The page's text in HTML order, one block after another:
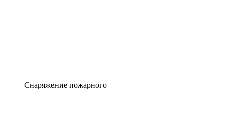
Снаряжение пожарного